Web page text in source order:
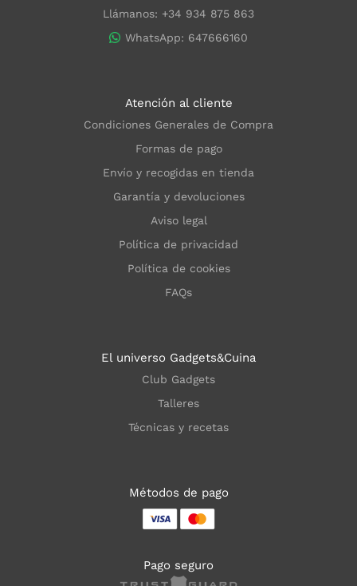
Llámanos: +34 934 875 863
WhatsApp: 647666160
Atención al cliente
Condiciones Generales de Compra
Formas de pago
Envío y recogidas en tienda
Garantía y devoluciones
Aviso legal
Política de privacidad
Política de cookies
FAQs
El universo Gadgets&Cuina
Club Gadgets
Talleres
Técnicas y recetas
Métodos de pago
Pago seguro